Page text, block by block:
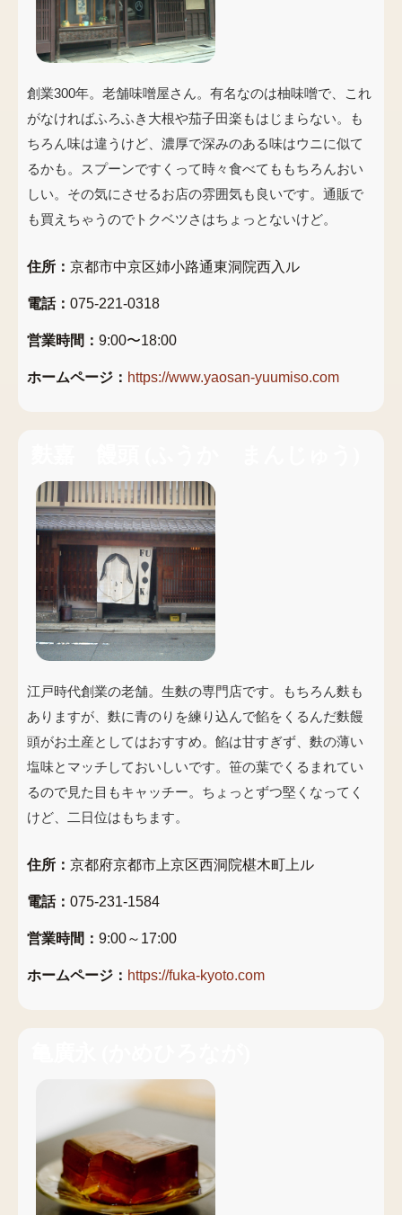
創業300年。老舗味噌屋さん。有名なのは柚味噌で、これ
がなければふろふき大根や茄子田楽もはじまらない。も
ちろん味は違うけど、濃厚で深みのある味はウニに似て
るかも。スプーンですくって時々食べてももちろんおい
しい。その気にさせるお店の雰囲気も良いです。通販で
も買えちゃうのでトクベツさはちょっとないけど。
住所： 京都市中京区姉小路通東洞院西入ル
電話： 075-221-0318
営業時間： 9:00〜18:00
ホームページ： https://www.yaosan-yuumiso.com
江戸時代創業の老舗。生麩の専門店です。もちろん麩も
ありますが、麩に青のりを練り込んで餡をくるんだ麩饅
頭がお土産としてはおすすめ。餡は甘すぎず、麩の薄い
塩味とマッチしておいしいです。笹の葉でくるまれてい
るので見た目もキャッチー。ちょっとずつ堅くなってく
けど、二日位はもちます。
住所： 京都府京都市上京区西洞院椹木町上ル
電話： 075-231-1584
営業時間： 9:00～17:00
ホームページ： https://fuka-kyoto.com